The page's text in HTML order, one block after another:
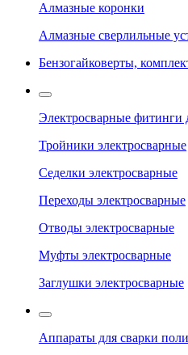
Алмазные коронки
Алмазные сверлильные
Бензогайковерты,
Электросварные фитинги
Тройники электросварные
Седелки электросварные
Переходы электросварные
Отводы электросварные
Муфты электросварные
Заглушки электросварные
Аппараты для сварки